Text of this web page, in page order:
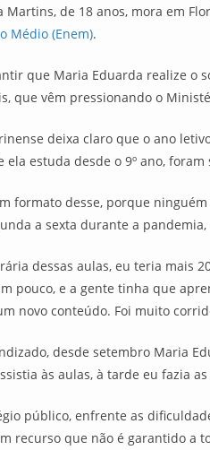
de 18 anos, mora em
Médio (Enem).
que Maria Eduarda realize o
que vêm pressionando o
deixa claro que o ano
ela estuda desde o 9º ano,
formato desse, porque
a sexta durante a
dessas aulas, eu teria mais
pouco, e a gente tinha que
novo conteúdo. Foi muito
desde setembro Maria
às aulas, à tarde eu fazia
público, enfrente as
recurso que não é garantido a